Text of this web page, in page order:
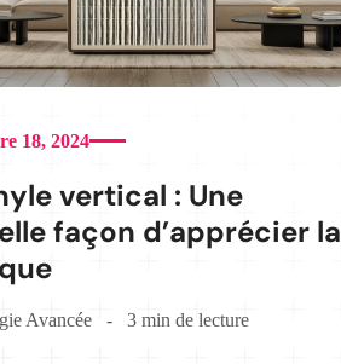
18, 2024
vertical : Une
façon d’apprécier la
Avancée 3 min de lecture